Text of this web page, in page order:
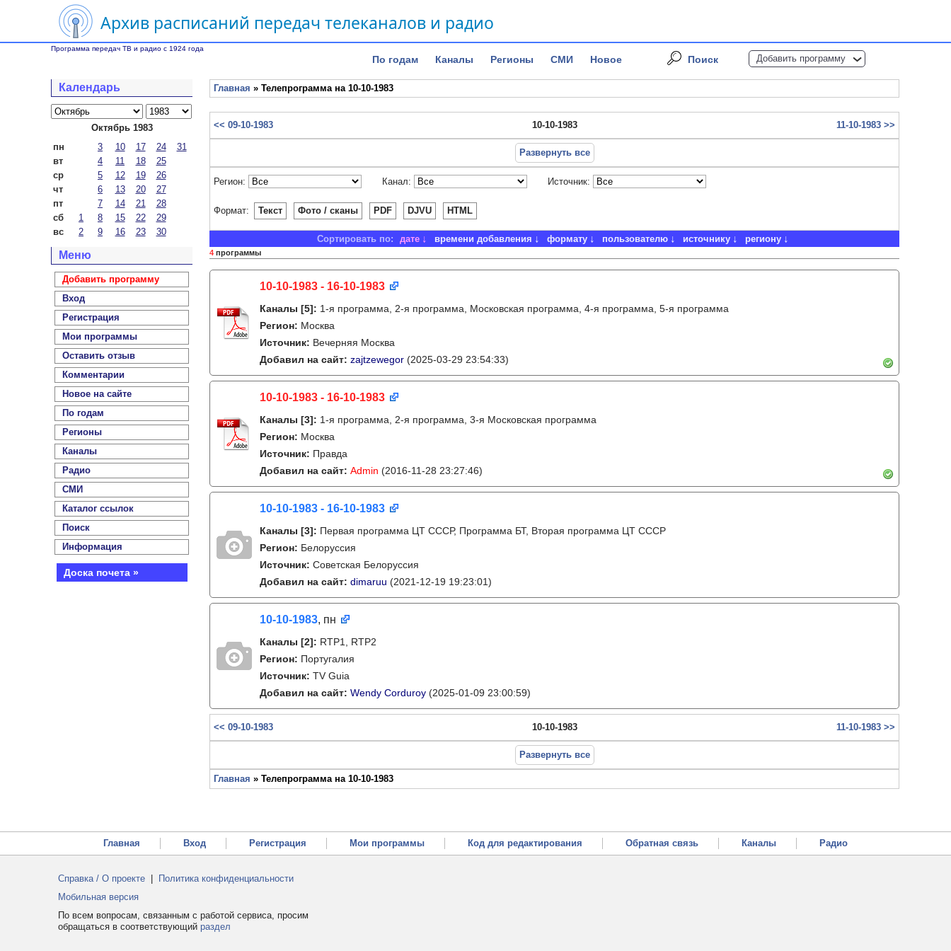
Архив расписаний передач телеканалов и радио
Программа передач ТВ и радио с 1924 года
По годам Каналы Регионы СМИ Новое Поиск Добавить программу
Календарь
Октябрь 1983
пн
3 10 17 24
31
вт
4 11 18
25
ср
5 12 19
26
чт
6 13 20
27
пт
7 14 21
28
сб
1 8 15 22
29
вс
2 9 16 23 30
Меню
Добавить программу
Вход
Регистрация
Мои программы
Оставить отзыв
Комментарии
Новое на сайте
По годам
Регионы
Каналы
Радио
СМИ
Каталог ссылок
Поиск
Информация
Доска почета »
Главная » Телепрограмма на 10-10-1983
<< 09-10-1983 10-10-1983 11-10-1983 >>
Развернуть все
Регион: Канал: Источник:
Формат: Текст Фото / сканы PDF DJVU HTML
Сортировать по: дате времени добавления формату пользователю источнику региону
4 программы
10-10-1983 - 16-10-1983
Каналы [5]: 1-я программа, 2-я программа, Московская программа, 4-я программа, 5-я программа
Регион: Москва
Источник: Вечерняя Москва
Добавил на сайт: zajtzewegor (2025-03-29 23:54:33)
10-10-1983 - 16-10-1983
Каналы [3]: 1-я программа, 2-я программа, 3-я Московская программа
Регион: Москва
Источник: Правда
Добавил на сайт: Admin (2016-11-28 23:27:46)
10-10-1983 - 16-10-1983
Каналы [3]: Первая программа ЦТ СССР, Программа БТ, Вторая программа ЦТ СССР
Регион: Белоруссия
Источник: Советская Белоруссия
Добавил на сайт: dimaruu (2021-12-19 19:23:01)
10-10-1983, пн
Каналы [2]: RTP1, RTP2
Регион: Португалия
Источник: TV Guia
Добавил на сайт: Wendy Corduroy (2025-01-09 23:00:59)
<< 09-10-1983 10-10-1983 11-10-1983 >>
Развернуть все
Главная » Телепрограмма на 10-10-1983
Главная Вход Регистрация Мои программы Код для редактирования Обратная связь Каналы Радио
Справка / О проекте
Политика конфиденциальности
Мобильная версия
По всем вопросам, связанным с работой сервиса, просим
обращаться в соответствующий раздел